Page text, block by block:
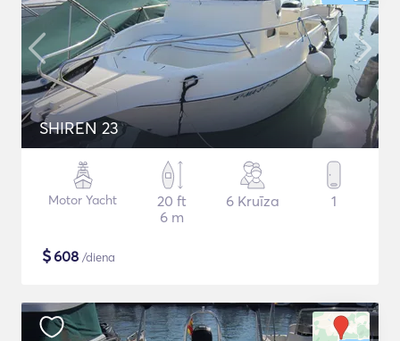
SHIREN 23
Motor Yacht
20 ft
6 m
6 Kruīza 1
$608 /diena